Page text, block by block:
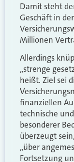
Damit steht
Geschäft in
Millionen
Allerdings
„strenge
heißt. Ziel sei
finanziellen
technische
besonderer
überzeugt
„über
Fortsetzung